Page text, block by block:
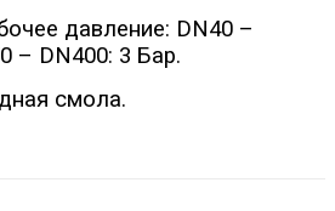
давление: DN40 –
– DN400: 3 Бар.
смола.